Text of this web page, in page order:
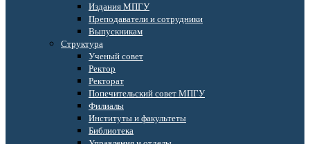
Издания МПГУ
Преподаватели и сотрудники
Выпускникам
Структура
Ученый совет
Ректор
Ректорат
Попечительский совет МПГУ
Филиалы
Институты и факультеты
Библиотека